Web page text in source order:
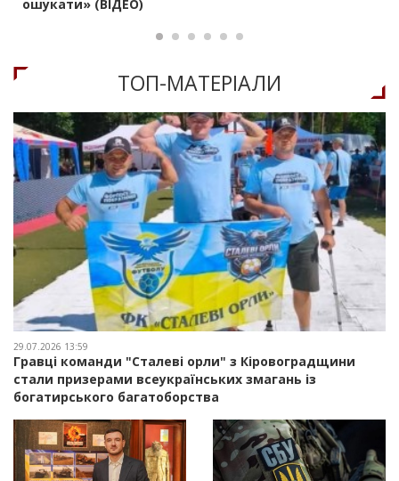
ошукати» (ВІДЕО)
ТОП-МАТЕРIАЛИ
29.07.2026 13:59
Гравці команди "Сталеві орли" з Кіровоградщини
стали призерами всеукраїнських змагань із
богатирського багатоборства